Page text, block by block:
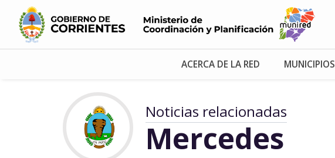
ACERCA DE LA RED MUNICIPIOS
Noticias relacionadas
Mercedes